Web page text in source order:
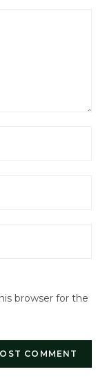
browser for the